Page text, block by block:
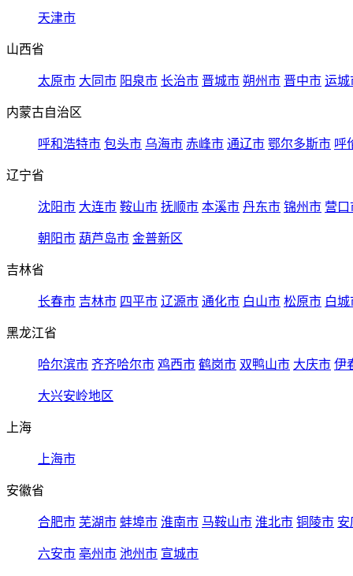
天津市
山西省
太原市 大同市 阳泉市 长治市 晋城市 朔州市 晋中市 运城
内蒙古自治区
呼和浩特市 包头市 乌海市 赤峰市 通辽市 鄂尔多斯市 呼
辽宁省
沈阳市 大连市 鞍山市 抚顺市 本溪市 丹东市 锦州市 营口
朝阳市 葫芦岛市 金普新区
吉林省
长春市 吉林市 四平市 辽源市 通化市 白山市 松原市 白城
黑龙江省
哈尔滨市 齐齐哈尔市 鸡西市 鹤岗市 双鸭山市 大庆市 伊
大兴安岭地区
上海
上海市
安徽省
合肥市 芜湖市 蚌埠市 淮南市 马鞍山市 淮北市 铜陵市 安
六安市 亳州市 池州市 宣城市